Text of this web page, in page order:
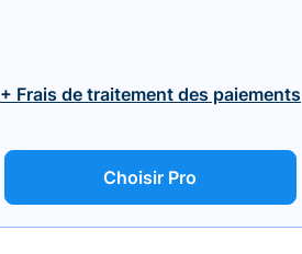
+ Frais de traitement des paiements
Choisir Pro